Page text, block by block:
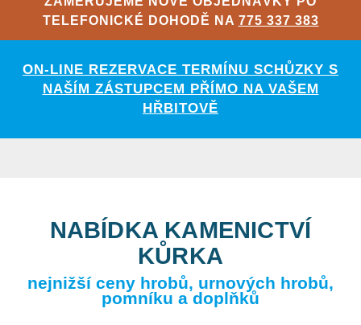
TELEFONICKÉ DOHODĚ NA 775 337 383
ON-LINE REZERVACE TERMÍNU SCHŮZKY S
NAŠÍM ZÁSTUPCEM PŘÍMO NA VAŠEM
HŘBITOVĚ
NABÍDKA KAMENICTVÍ
KŮRKA
nejnižší ceny hrobů, urnových hrobů,
pomníku a doplňků